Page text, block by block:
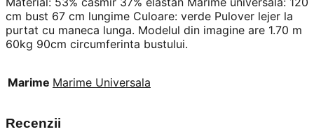
cm bust 67 cm lungime Culoare: verde Pulover lejer la
purtat cu maneca lunga. Modelul din imagine are 1.70 m
60kg 90cm circumferinta bustului.
Marime Marime Universala
Recenzii